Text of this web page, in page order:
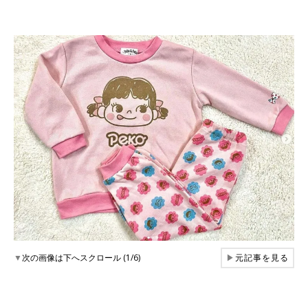
▼次の画像は下へスクロール (1/6) ▶元記事を見る